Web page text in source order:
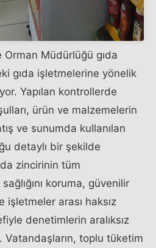
Orman Müdürlüğü gıda
gıda işletmelerine yönelik
Yapılan kontrollerde
ürün ve malzemelerin
ve sunumda kullanılan
detaylı bir şekilde
zincirinin tüm
koruma, güvenilir
işletmeler arası haksız
denetimlerin aralıksız
toplu tüketim